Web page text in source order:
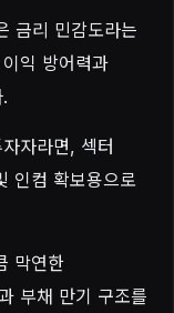
금리 민감도라는
익 방어력과
자라면, 섹터
인컴 확보용으로
막연한
부채 만기 구조를